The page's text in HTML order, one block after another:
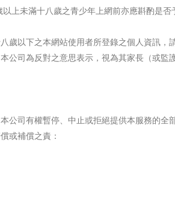
上未滿十八歲之青少年上網前亦應斟酌是否
歲以下之本網站使用者所登錄之個人資訊，
公司為反對之意思表示，視為其家長（或監
公司有權暫停、中止或拒絕提供本服務的全
或補償之責：